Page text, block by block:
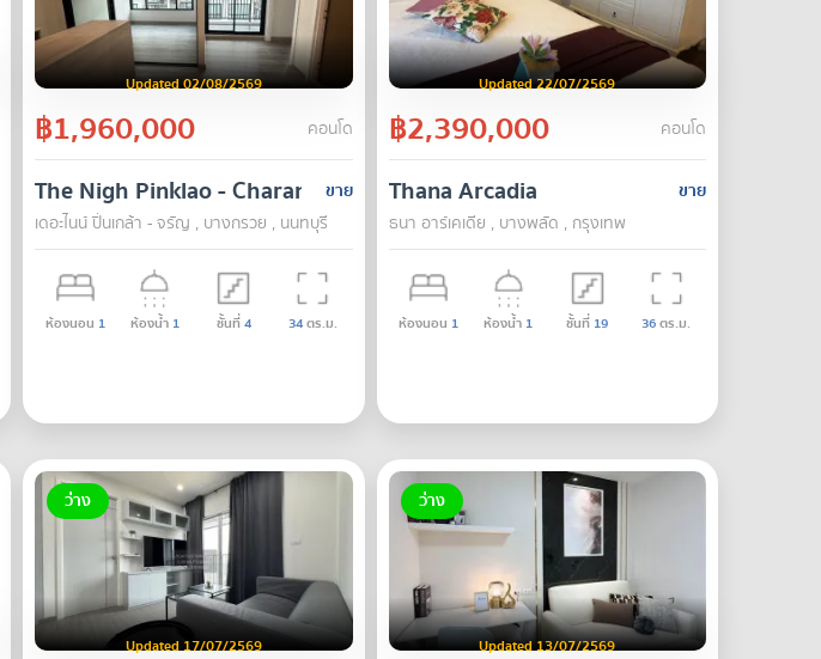
Updated 02/08/2569
฿1,960,000 คอนโด
ขาย
The Nigh Pinklao - Charan
เดอะไนน์ ปิ่นเกล้า - จรัญ , บางกรวย , นนทบุรี
ห้องนอน 1 ห้องน้ำ 1 ชั้นที่4 34ตร.ม.
Updated 22/07/2569
฿2,390,000 คอนโด
ขาย
Thana Arcadia
ธนา อาร์เคเดีย , บางพลัด , กรุงเทพ
ห้องนอน 1 ห้องน้ำ 1 ชั้นที่ 19 36ตร.ม.
ว่าง
Updated 17/07/2569
ว่าง
Updated 13/07/2569